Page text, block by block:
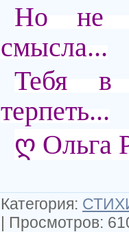
Но не
смысла...
Тебя в
терпеть...
ღ Ольга
Категория:
| Просмотров: